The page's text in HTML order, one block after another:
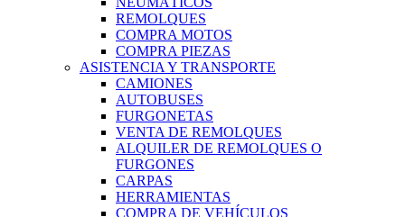
REMOLQUES
COMPRA MOTOS
COMPRA PIEZAS
ASISTENCIA Y TRANSPORTE
CAMIONES
AUTOBUSES
FURGONETAS
VENTA DE REMOLQUES
ALQUILER DE REMOLQUES O
FURGONES
CARPAS
HERRAMIENTAS
COMPRA DE VEHÍCULOS